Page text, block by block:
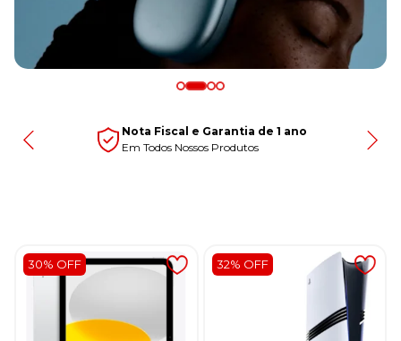
Nota Fiscal e Garantia de 1 ano
Em Todos Nossos Produtos
30% OFF 32% OFF